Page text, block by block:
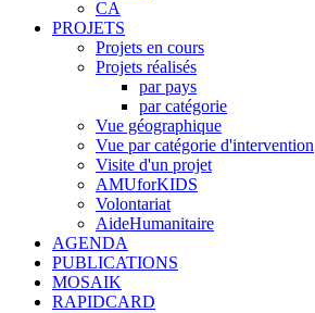
CA
PROJETS
Projets en cours
Projets réalisés
par pays
par catégorie
Vue géographique
Vue par catégorie d'intervention
Visite d'un projet
AMUforKIDS
Volontariat
AideHumanitaire
AGENDA
PUBLICATIONS
MOSAIK
RAPIDCARD